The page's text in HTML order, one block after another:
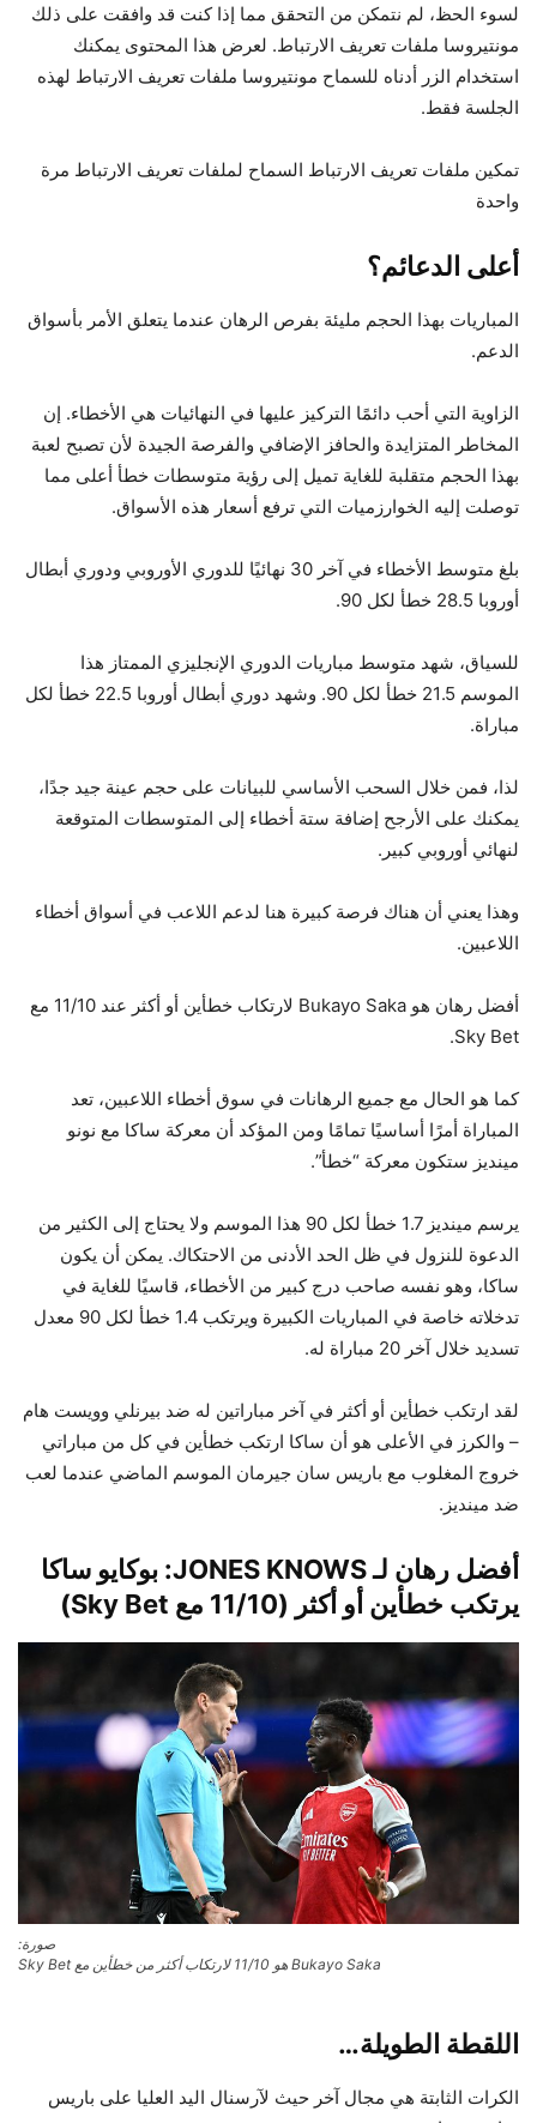
لسوء الحظ، لم نتمكن من التحقق مما إذا كنت قد وافقت على ذلك
مونتيروسا ملفات تعريف الارتباط. لعرض هذا المحتوى يمكنك
استخدام الزر أدناه للسماح مونتيروسا ملفات تعريف الارتباط لهذه
الجلسة فقط.
تمكين ملفات تعريف الارتباط السماح لملفات تعريف الارتباط مرة
واحدة
أعلى الدعائم؟
المباريات بهذا الحجم مليئة بفرص الرهان عندما يتعلق الأمر بأسواق
الدعم.
الزاوية التي أحب دائمًا التركيز عليها في النهائيات هي الأخطاء. إن
المخاطر المتزايدة والحافز الإضافي والفرصة الجيدة لأن تصبح لعبة
بهذا الحجم متقلبة للغاية تميل إلى رؤية متوسطات خطأ أعلى مما
توصلت إليه الخوارزميات التي ترفع أسعار هذه الأسواق.
بلغ متوسط ​​الأخطاء في آخر 30 نهائيًا للدوري الأوروبي ودوري أبطال
أوروبا 28.5 خطأ لكل 90.
للسياق، شهد متوسط ​​مباريات الدوري الإنجليزي الممتاز هذا
الموسم 21.5 خطأ لكل 90. وشهد دوري أبطال أوروبا 22.5 خطأ لكل
مباراة.
لذا، فمن خلال السحب الأساسي للبيانات على حجم عينة جيد جدًا،
يمكنك على الأرجح إضافة ستة أخطاء إلى المتوسطات المتوقعة
لنهائي أوروبي كبير.
وهذا يعني أن هناك فرصة كبيرة هنا لدعم اللاعب في أسواق أخطاء
اللاعبين.
أفضل رهان هو Bukayo Saka لارتكاب خطأين أو أكثر عند 11/10 مع
Sky Bet.
كما هو الحال مع جميع الرهانات في سوق أخطاء اللاعبين، تعد
المباراة أمرًا أساسيًا تمامًا ومن المؤكد أن معركة ساكا مع نونو
مينديز ستكون معركة “خطأ”.
يرسم مينديز 1.7 خطأ لكل 90 هذا الموسم ولا يحتاج إلى الكثير من
الدعوة للنزول في ظل الحد الأدنى من الاحتكاك. يمكن أن يكون
ساكا، وهو نفسه صاحب درج كبير من الأخطاء، قاسيًا للغاية في
تدخلاته خاصة في المباريات الكبيرة ويرتكب 1.4 خطأ لكل 90 معدل
تسديد خلال آخر 20 مباراة له.
لقد ارتكب خطأين أو أكثر في آخر مباراتين له ضد بيرنلي وويست هام
– والكرز في الأعلى هو أن ساكا ارتكب خطأين في كل من مباراتي
خروج المغلوب مع باريس سان جيرمان الموسم الماضي عندما لعب
ضد مينديز.
أفضل رهان لـ JONES KNOWS: بوكايو ساكا
يرتكب خطأين أو أكثر (11/10 مع Sky Bet)
صورة:
Bukayo Saka هو 11/10 لارتكاب أكثر من خطأين مع Sky Bet
اللقطة الطويلة…
الكرات الثابتة هي مجال آخر حيث لآرسنال اليد العليا على باريس